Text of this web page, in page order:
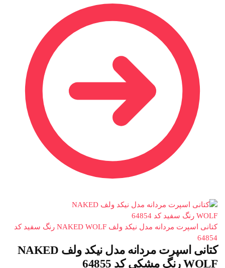
کتانی اسپرت مردانه مدل نیکد ولف NAKED WOLF رنگ سفید کد
64854
کتانی اسپرت مردانه مدل نیکد ولف NAKED
WOLF رنگ مشکی کد 64855